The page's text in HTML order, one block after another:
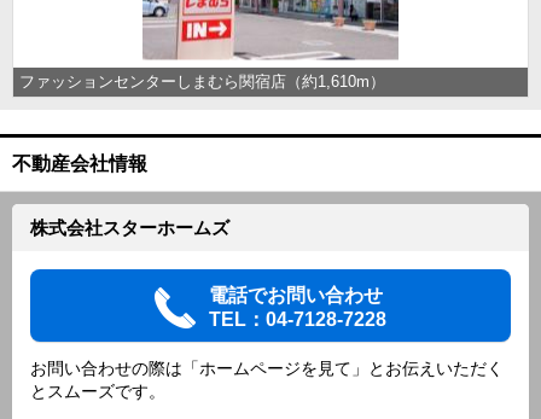
ファッションセンターしまむら関宿店（約1,610m）
不動産会社情報
株式会社スターホームズ
電話でお問い合わせ
TEL：04-7128-7228
お問い合わせの際は「ホームページを見て」とお伝えいただく
とスムーズです。